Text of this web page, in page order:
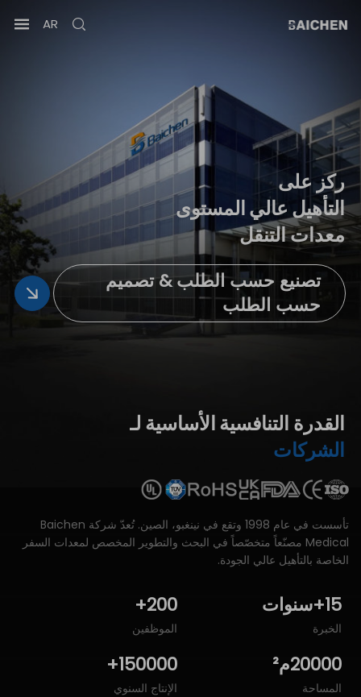
AR
ركزعلى
التأهيل عاليالمستوى
معداتالتنقل
تصنيع حسب الطلب & تصميم
حسب الطلب
15+سنوات
الخبرة
200
+
الموظفين
20000م²
المساحة
150000
+
الإنتاج السنوي
القدرة التنافسيةالأساسية لـ
الشركات
تأسست في عام 1998 وتقع في نينغبو، الصين. تُعدّ شركة Baichen
Medical مصنّعاً متخصّصاً في البحث والتطوير المخصص لمعدات السفر
الخاصة بالتأهيل عالي الجودة.